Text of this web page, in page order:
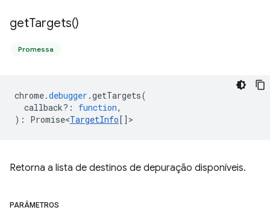
getTargets()
Promessa
chrome.debugger .getTargets(
callback? : function,
) : Promise<TargetInfo[] >
Retorna a lista de destinos de depuração disponíveis.
PARÂMETROS